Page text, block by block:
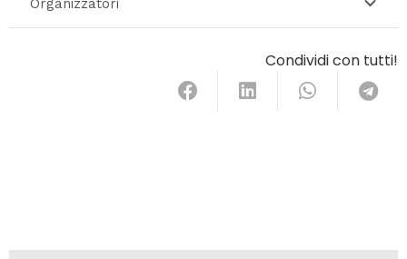
Organizzatori
Condividi con tutti!